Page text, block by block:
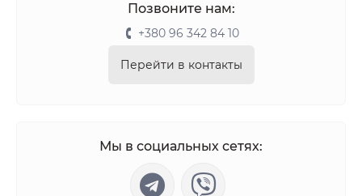
Позвоните нам:
+380 96 342 84 10
Перейти в контакты
Мы в социальных сетях: